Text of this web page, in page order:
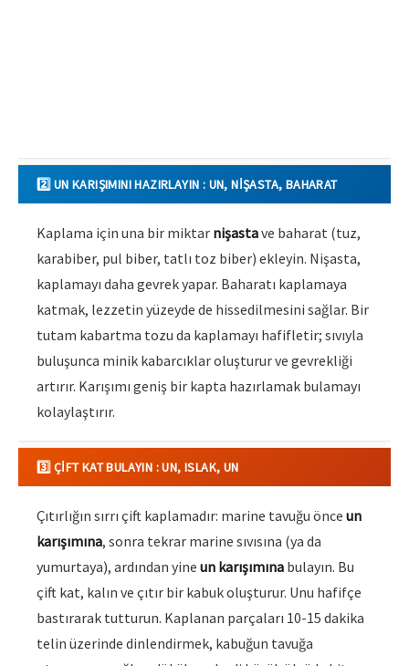
2️⃣ UN KARIŞIMINI HAZIRLAYIN : UN, NIŞASTA, BAHARAT
Kaplama için una bir miktar nişastave baharat (tuz,
karabiber, pul biber, tatlı toz biber) ekleyin. Nişasta,
kaplamayı daha gevrek yapar. Baharatı kaplamaya
katmak, lezzetin yüzeyde de hissedilmesini sağlar. Bir
tutam kabartma tozu da kaplamayı hafifletir; sıvıyla
buluşunca minik kabarcıklar oluşturur ve gevrekliği
artırır. Karışımı geniş bir kapta hazırlamak bulamayı
kolaylaştırır.
3️⃣ ÇIFT KAT BULAYIN : UN, ISLAK, UN
Çıtırlığın sırrı çift kaplamadır: marine tavuğu önce un
karışımına, sonra tekrar marine sıvısına (ya da
yumurtaya), ardından yine un karışımına bulayın. Bu
çift kat, kalın ve çıtır bir kabuk oluşturur. Unu hafifçe
bastırarak tutturun. Kaplanan parçaları 10-15 dakika
telin üzerinde dinlendirmek, kabuğun tavuğa